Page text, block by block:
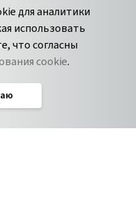
для аналитики
использовать
что согласны
cookie.
Spark
Дзен
об обработке данных